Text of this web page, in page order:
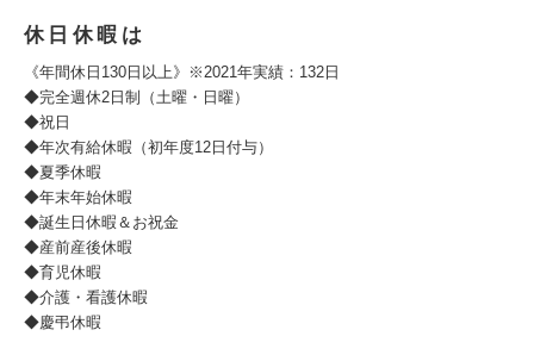
休日休暇は
《年間休日130日以上》※2021年実績：132日
◆完全週休2日制（土曜・日曜）
◆祝日
◆年次有給休暇（初年度12日付与）
◆夏季休暇
◆年末年始休暇
◆誕生日休暇＆お祝金
◆産前産後休暇
◆育児休暇
◆介護・看護休暇
◆慶弔休暇